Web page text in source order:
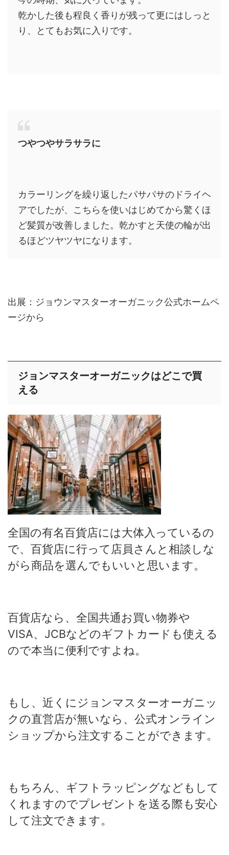
乾かした後も程良く香りが残って更にはしっと
り、とてもお気に入りです。
つやつやサラサラに
カラーリングを繰り返したパサパサのドライヘ
アでしたが、こちらを使いはじめてから驚くほ
ど髪質が改善しました。乾かすと天使の輪が出
るほどツヤツヤになります。
出展：ジョウンマスターオーガニック公式ホームペ
ージから
ジョンマスターオーガニックはどこで買
える
全国の有名百貨店には大体入っているの
で、百貨店に行って店員さんと相談しな
がら商品を選んでもいいと思います。
百貨店なら、全国共通お買い物券や
VISA、JCBなどのギフトカードも使える
ので本当に便利ですよね。
もし、近くにジョンマスターオーガニッ
クの直営店が無いなら、公式オンライン
ショップから注文することができます。
もちろん、ギフトラッピングなどもして
くれますのでプレゼントを送る際も安心
して注文できます。